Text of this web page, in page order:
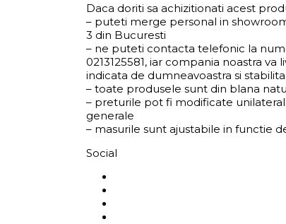
Daca doriti sa achizitionati acest
– puteti merge personal in
3 din Bucuresti
– ne puteti contacta telefonic la
0213125581, iar compania noastra
indicata de dumneavoastra si
– toate produsele sunt din blana
– preturile pot fi modificate
generale
– masurile sunt ajustabile in functie
Social